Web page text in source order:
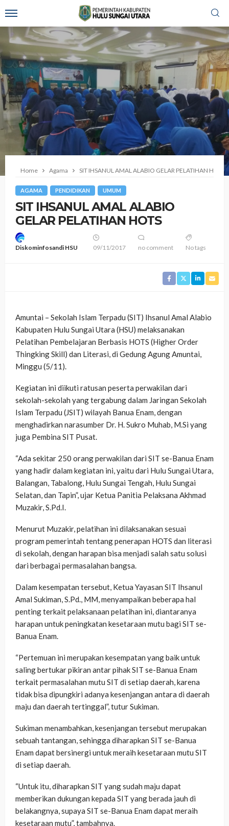
Home Agama SIT IHSANUL AMAL ALABIO GELAR PELATIHAN HOTS
AGAMA PENDIDIKAN UMUM
SIT IHSANUL AMAL ALABIO
GELAR PELATIHAN HOTS
Diskominfosandi HSU 09/11/2017 no comment No tags
Amuntai – Sekolah Islam Terpadu (SIT) Ihsanul Amal Alabio
Kabupaten Hulu Sungai Utara (HSU) melaksanakan
Pelatihan Pembelajaran Berbasis HOTS (Higher Order
Thingking Skill) dan Literasi, di Gedung Agung Amuntai,
Minggu (5/11).
Kegiatan ini diikuti ratusan peserta perwakilan dari
sekolah-sekolah yang tergabung dalam Jaringan Sekolah
Islam Terpadu (JSIT) wilayah Banua Enam, dengan
menghadirkan narasumber Dr. H. Sukro Muhab, M.Si yang
juga Pembina SIT Pusat.
“Ada sekitar 250 orang perwakilan dari SIT se-Banua Enam
yang hadir dalam kegiatan ini, yaitu dari Hulu Sungai Utara,
Balangan, Tabalong, Hulu Sungai Tengah, Hulu Sungai
Selatan, dan Tapin”, ujar Ketua Panitia Pelaksana Akhmad
Muzakir, S.Pd.I.
Menurut Muzakir, pelatihan ini dilaksanakan sesuai
program pemerintah tentang penerapan HOTS dan literasi
di sekolah, dengan harapan bisa menjadi salah satu solusi
dari berbagai permasalahan bangsa.
Dalam kesempatan tersebut, Ketua Yayasan SIT Ihsanul
Amal Sukiman, S.Pd., MM, menyampaikan beberapa hal
penting terkait pelaksanaan pelatihan ini, diantaranya
harapan untuk peningkatan kesetaraan mutu bagi SIT se-
Banua Enam.
“Pertemuan ini merupakan kesempatan yang baik untuk
saling bertukar pikiran antar pihak SIT se-Banua Enam
terkait permasalahan mutu SIT di setiap daerah, karena
tidak bisa dipungkiri adanya kesenjangan antara di daerah
maju dan daerah tertinggal”, tutur Sukiman.
Sukiman menambahkan, kesenjangan tersebut merupakan
sebuah tantangan, sehingga diharapkan SIT se-Banua
Enam dapat bersinergi untuk meraih kesetaraan mutu SIT
di setiap daerah.
“Untuk itu, diharapkan SIT yang sudah maju dapat
memberikan dukungan kepada SIT yang berada jauh di
belakangnya, supaya SIT se-Banua Enam dapat meraih
kesetaraan mutu”, tambahnya.